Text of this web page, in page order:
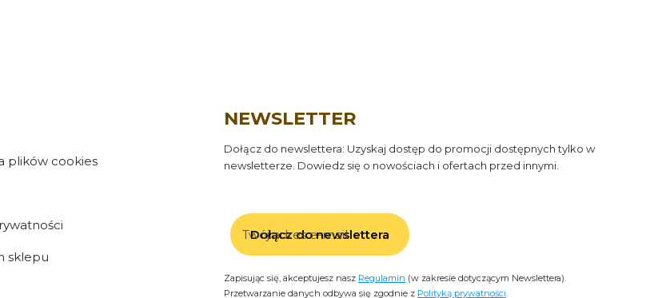
plików cookies
sklepu
NEWSLETTER
Dołącz do newslettera: Uzyskaj dostęp do promocji dostępnych tylko w
newsletterze. Dowiedz się o nowościach i ofertach przed innymi.
Twój adres e-mail
Dołącz do newslettera
Zapisując się, akceptujesz nasz Regulamin (w zakresie dotyczącym Newslettera).
Przetwarzanie danych odbywa się zgodnie z Polityką prywatności